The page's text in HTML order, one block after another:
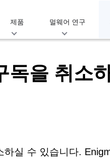
제품 멀웨어 연구
을 취소
실 수 있습니다.